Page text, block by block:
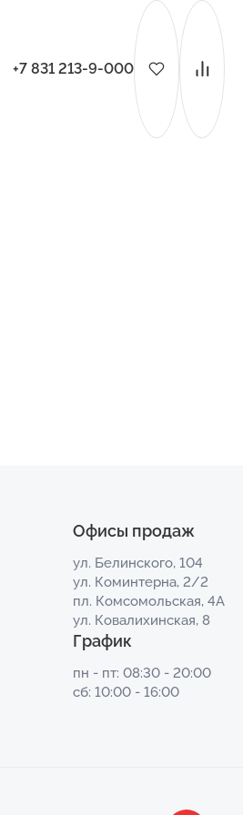
+7 831 213-9-000
Офисы продаж
ул. Белинского, 104
ул. Коминтерна, 2/2
пл. Комсомольская, 4А
ул. Ковалихинская, 8
График
пн - пт: 08:30 - 20:00
сб: 10:00 - 16:00